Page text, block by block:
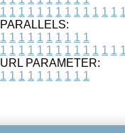
1 1 1 1 1 1 1 1 1 1 1 1 1 1
PARALLELS:
1 1 1 1 1 1 1 1 1 1
1 1 1 1 1 1 1 1 1 1 1 1 1 1
URL PARAMETER:
1 1 1 1 1 1 1 1 1 1